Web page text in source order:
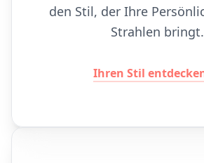
den Stil, der Ihre
Strahlen bringt.
Ihren Stil